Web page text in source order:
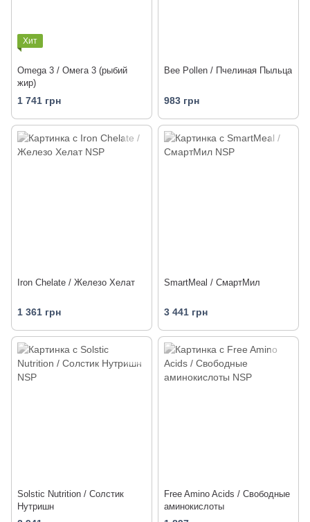
Хит
Omega 3 / Омега 3 (рыбий
жир)
1 741 грн
Bee Pollen / Пчелиная Пыльца
983 грн
Iron Chelate / Железо Хелат
1 361 грн
SmartMeal / СмартМил
3 441 грн
Solstic Nutrition / Солстик
Нутришн
Free Amino Acids / Свободные
аминокислоты